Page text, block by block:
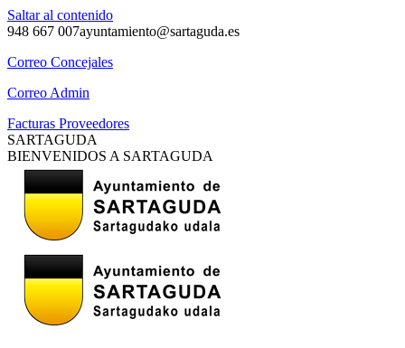
Saltar al contenido
948 667 007ayuntamiento@sartaguda.es
Correo Concejales
Correo Admin
Facturas Proveedores
SARTAGUDA
BIENVENIDOS A SARTAGUDA